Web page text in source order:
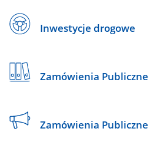
Inwestycje drogowe
Zamówienia Publiczne
Zamówienia Publiczne